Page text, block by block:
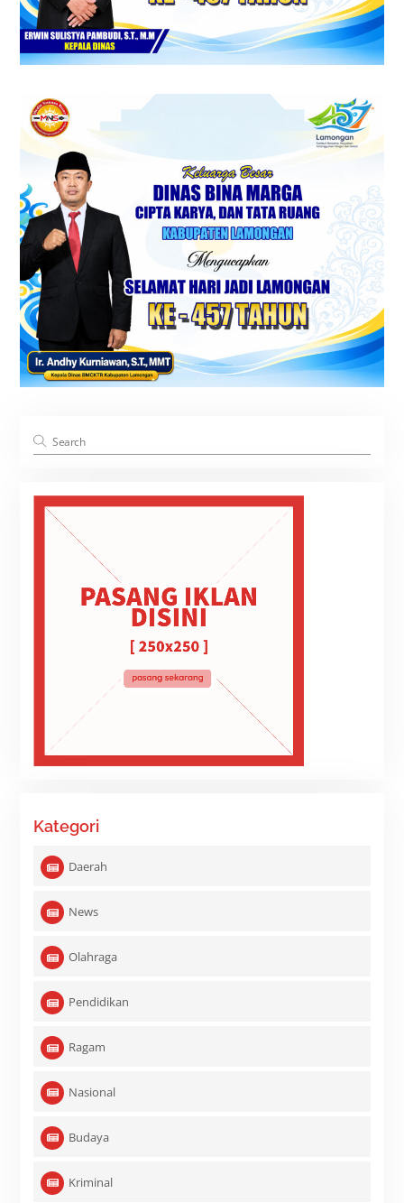
Kategori
Daerah
News
Olahraga
Pendidikan
Ragam
Nasional
Budaya
Kriminal